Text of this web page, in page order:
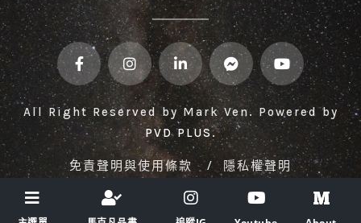
All Right Reserved by Mark Ven. Powered by
PVD PLUS.
免責聲明與使用條款/ 隱私權聲明